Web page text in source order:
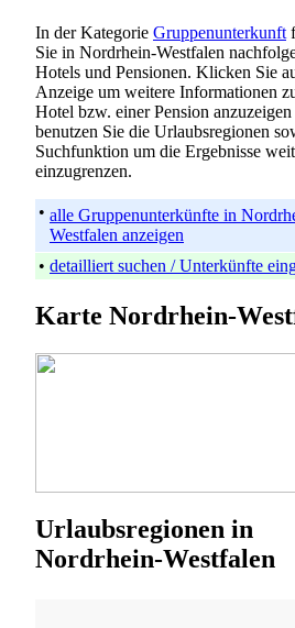
In der Kategorie Gruppenunterkunft
Sie in Nordrhein-Westfalen
Hotels und Pensionen. Klicken Sie
Anzeige um weitere Informationen
Hotel bzw. einer Pension anzuzeigen
benutzen Sie die Urlaubsregionen
Suchfunktion um die Ergebnisse
einzugrenzen.
• alle Gruppenunterkünfte in
Westfalen anzeigen
• detailliert suchen / Unterkünfte
Karte Nordrhein-
Urlaubsregionen in
Nordrhein-Westfalen